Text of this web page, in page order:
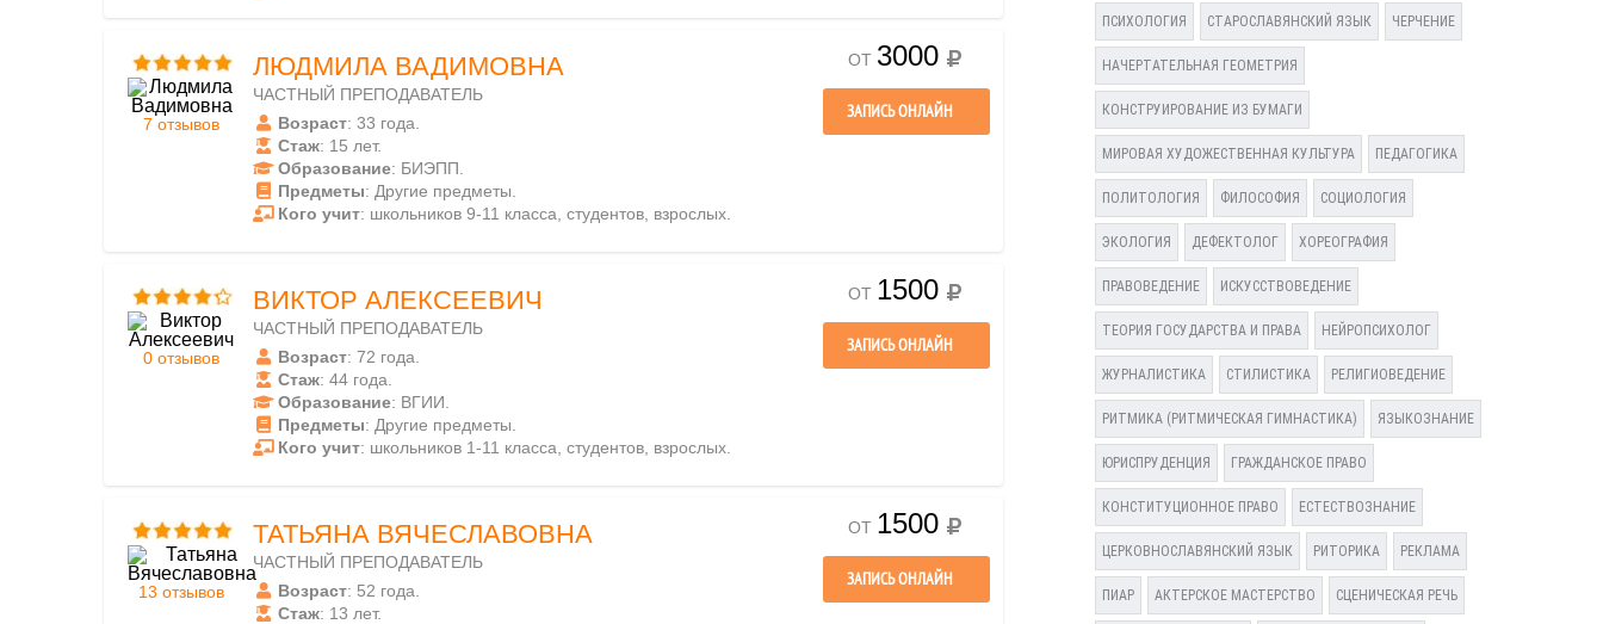
7 отзывов
ЛЮДМИЛА ВАДИМОВНА
ЧАСТНЫЙ ПРЕПОДАВАТЕЛЬ
Возраст: 33 года.
Стаж: 15 лет.
Образование: БИЭПП.
Предметы: Другие предметы.
Кого учит: школьников 9-11 класса, студентов, взрослых.
ОТ 3000
ЗАПИСЬ ОНЛАЙН
0 отзывов
ВИКТОР АЛЕКСЕЕВИЧ
ЧАСТНЫЙ ПРЕПОДАВАТЕЛЬ
Возраст: 72 года.
Стаж: 44 года.
Образование: ВГИИ.
Предметы: Другие предметы.
Кого учит: школьников 1-11 класса, студентов, взрослых.
ОТ 1500
ЗАПИСЬ ОНЛАЙН
13 отзывов
ТАТЬЯНА ВЯЧЕСЛАВОВНА
ЧАСТНЫЙ ПРЕПОДАВАТЕЛЬ
Возраст: 52 года.
Стаж: 13 лет.
ОТ 1500
ЗАПИСЬ ОНЛАЙН
ПСИХОЛОГИЯ СТАРОСЛАВЯНСКИЙ ЯЗЫК ЧЕРЧЕНИЕ
НАЧЕРТАТЕЛЬНАЯ ГЕОМЕТРИЯ
КОНСТРУИРОВАНИЕ ИЗ БУМАГИ
МИРОВАЯ ХУДОЖЕСТВЕННАЯ КУЛЬТУРА ПЕДАГОГИКА
ПОЛИТОЛОГИЯ ФИЛОСОФИЯ СОЦИОЛОГИЯ
ЭКОЛОГИЯ ДЕФЕКТОЛОГ ХОРЕОГРАФИЯ
ПРАВОВЕДЕНИЕ ИСКУССТВОВЕДЕНИЕ
ТЕОРИЯ ГОСУДАРСТВА И ПРАВА НЕЙРОПСИХОЛОГ
ЖУРНАЛИСТИКА СТИЛИСТИКА РЕЛИГИОВЕДЕНИЕ
РИТМИКА (РИТМИЧЕСКАЯ ГИМНАСТИКА) ЯЗЫКОЗНАНИЕ
ЮРИСПРУДЕНЦИЯ ГРАЖДАНСКОЕ ПРАВО
КОНСТИТУЦИОННОЕ ПРАВО ЕСТЕСТВОЗНАНИЕ
ЦЕРКОВНОСЛАВЯНСКИЙ ЯЗЫК РИТОРИКА РЕКЛАМА
ПИАР АКТЕРСКОЕ МАСТЕРСТВО СЦЕНИЧЕСКАЯ РЕЧЬ